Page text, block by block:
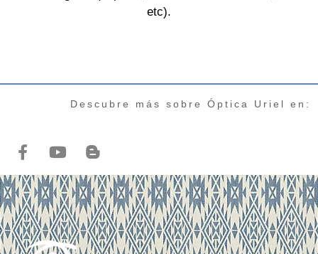
etc).
Descubre más sobre Óptica Uriel en: